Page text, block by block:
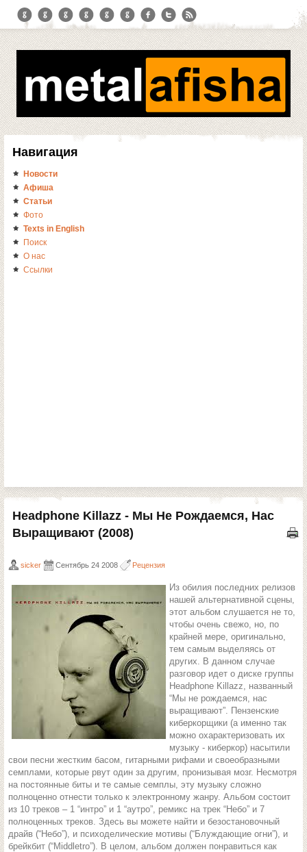
Навигация
Новости
Афиша
Статьи
Фото
Texts in English
Поиск
О нас
Ссылки
Headphone Killazz - Мы Не Рождаемся, Нас
Выращивают (2008)
sicker Сентябрь 24 2008 Рецензия
Из обилия последних релизов
нашей альтернативной сцены,
этот альбом слушается не то,
чтобы очень свежо, но, по
крайней мере, оригинально,
тем самым выделяясь от
других. В данном случае
разговор идет о диске группы
Headphone Killazz, названный
“Мы не рождаемся, нас
выращивают”. Пензенские
киберкорщики (а именно так
можно охарактеризовать их
музыку - киберкор) насытили
свои песни жестким басом, гитарными рифами и своеобразными
семплами, которые рвут один за другим, пронизывая мозг. Несмотря
на постоянные биты и те самые семплы, эту музыку сложно
полноценно отнести только к электронному жанру. Альбом состоит
из 10 треков – 1 “интро” и 1 “аутро”, ремикс на трек “Небо” и 7
полноценных треков. Здесь вы можете найти и безостановочный
драйв (“Небо”), и психоделические мотивы (“Блуждающие огни”), и
брейкбит (“Middletro”). В целом, альбом должен понравиться как